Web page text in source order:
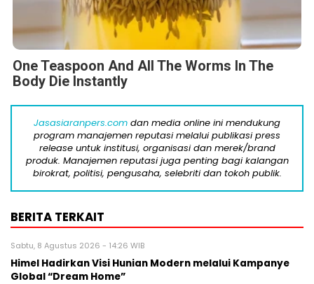
One Teaspoon And All The Worms In The
Body Die Instantly
Jasasiaranpers.com dan media online ini mendukung
program manajemen reputasi melalui publikasi press
release untuk institusi, organisasi dan merek/brand
produk. Manajemen reputasi juga penting bagi kalangan
birokrat, politisi, pengusaha, selebriti dan tokoh publik.
BERITA TERKAIT
Sabtu, 8 Agustus 2026 - 14:26 WIB
Himel Hadirkan Visi Hunian Modern melalui Kampanye
Global “Dream Home”